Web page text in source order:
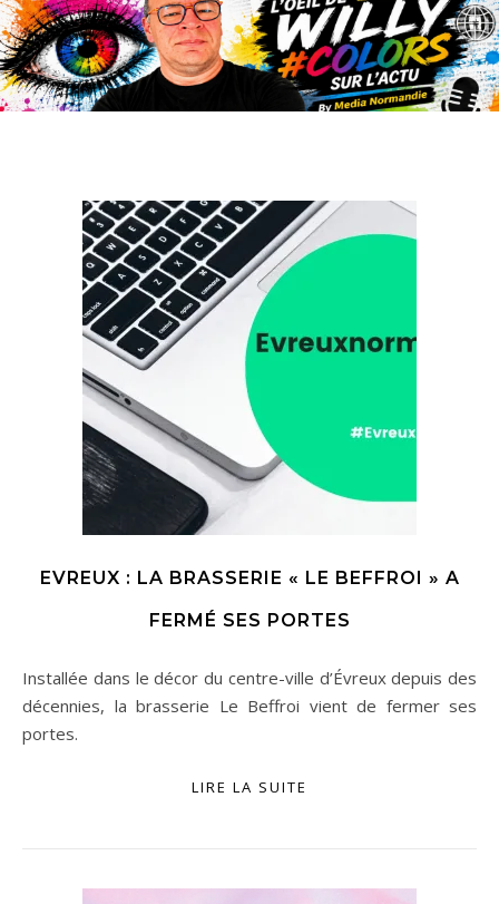
EVREUX : LA BRASSERIE « LE BEFFROI » A
FERMÉ SES PORTES
Installée dans le décor du centre-ville d’Évreux depuis des
décennies, la brasserie Le Beffroi vient de fermer ses
portes.
LIRE LA SUITE